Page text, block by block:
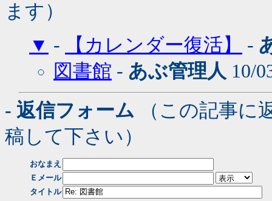
ます）
▼ - 【カレンダー復活】 -
図書館 - あぶ管理人 10/
- 返信フォーム （この記事に
稿して下さい）
おなまえ
Ｅメール
タイトル